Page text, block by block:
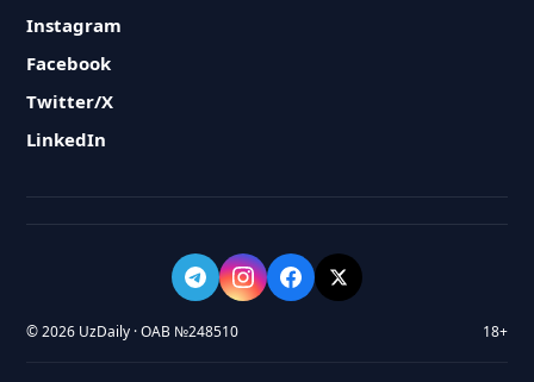
Instagram
Facebook
Twitter/X
LinkedIn
© 2026 UzDaily · ОАВ №248510 18+